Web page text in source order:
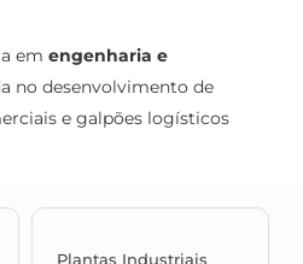
em engenharia e
no desenvolvimento de
e galpões logísticos
Plantas Industriais